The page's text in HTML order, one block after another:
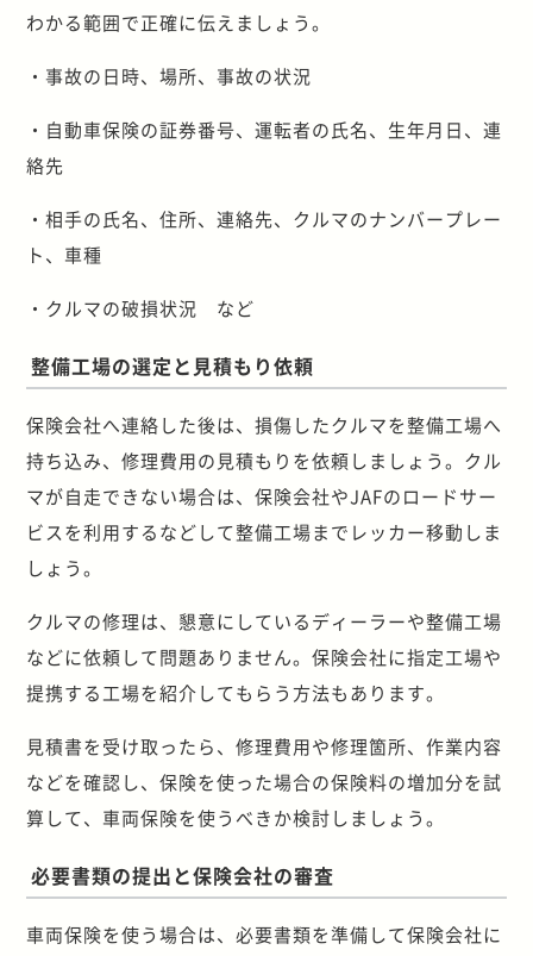
わかる範囲で正確に伝えましょう。
・事故の日時、場所、事故の状況
・自動車保険の証券番号、運転者の氏名、生年月日、連
絡先
・相手の氏名、住所、連絡先、クルマのナンバープレー
ト、車種
・クルマの破損状況 など
整備工場の選定と見積もり依頼
保険会社へ連絡した後は、損傷したクルマを整備工場へ
持ち込み、修理費用の見積もりを依頼しましょう。クル
マが自走できない場合は、保険会社やJAFのロードサー
ビスを利用するなどして整備工場までレッカー移動しま
しょう。
クルマの修理は、懇意にしているディーラーや整備工場
などに依頼して問題ありません。保険会社に指定工場や
提携する工場を紹介してもらう方法もあります。
見積書を受け取ったら、修理費用や修理箇所、作業内容
などを確認し、保険を使った場合の保険料の増加分を試
算して、車両保険を使うべきか検討しましょう。
必要書類の提出と保険会社の審査
車両保険を使う場合は、必要書類を準備して保険会社に